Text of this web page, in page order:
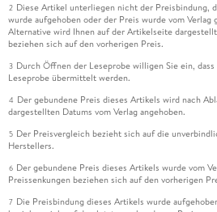
2 Diese Artikel unterliegen nicht der Preisbindung,
wurde aufgehoben oder der Preis wurde vom
Alternative wird Ihnen auf der Artikelseite
beziehen sich auf den vorherigen Preis.
3 Durch Öffnen der Leseprobe willigen Sie ein,
Leseprobe übermittelt werden.
4 Der gebundene Preis dieses Artikels wird nach
dargestellten Datums vom Verlag angehoben.
5 Der Preisvergleich bezieht sich auf die
Herstellers.
6 Der gebundene Preis dieses Artikels wurde vom
Preissenkungen beziehen sich auf den vorherigen
7 Die Preisbindung dieses Artikels wurde